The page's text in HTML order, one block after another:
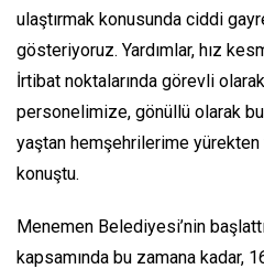
ulaştırmak konusunda ciddi
gösteriyoruz. Yardımlar, hız
İrtibat noktalarında görevli
personelimize, gönüllü olarak
yaştan hemşehrilerime
konuştu.
Menemen Belediyesi’nin
kapsamında bu zamana kadar,